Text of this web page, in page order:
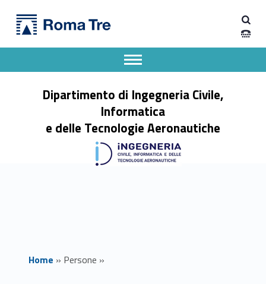
Prof. STEFANO PANZIERI - Dipartimento di Ingegneria Civile, Informatica e delle Tecnologie Aeronautiche
Dipartimento di Ingegneria Civile,
Informatica
e delle Tecnologie Aeronautiche
Apri il menu secondario
Header info sidebar
Home » Persone »